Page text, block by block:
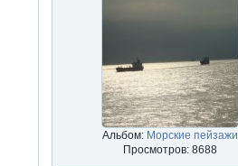
Альбом: Морские пейзажи
Просмотров: 8688